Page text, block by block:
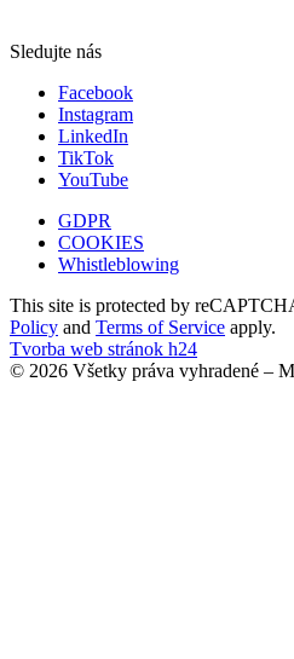
Sledujte nás
Facebook
Instagram
LinkedIn
TikTok
YouTube
GDPR
COOKIES
Whistleblowing
This site is protected by
Policy and Terms of Service apply.
Tvorba web stránok h24
© 2026 Všetky práva vyhradené –